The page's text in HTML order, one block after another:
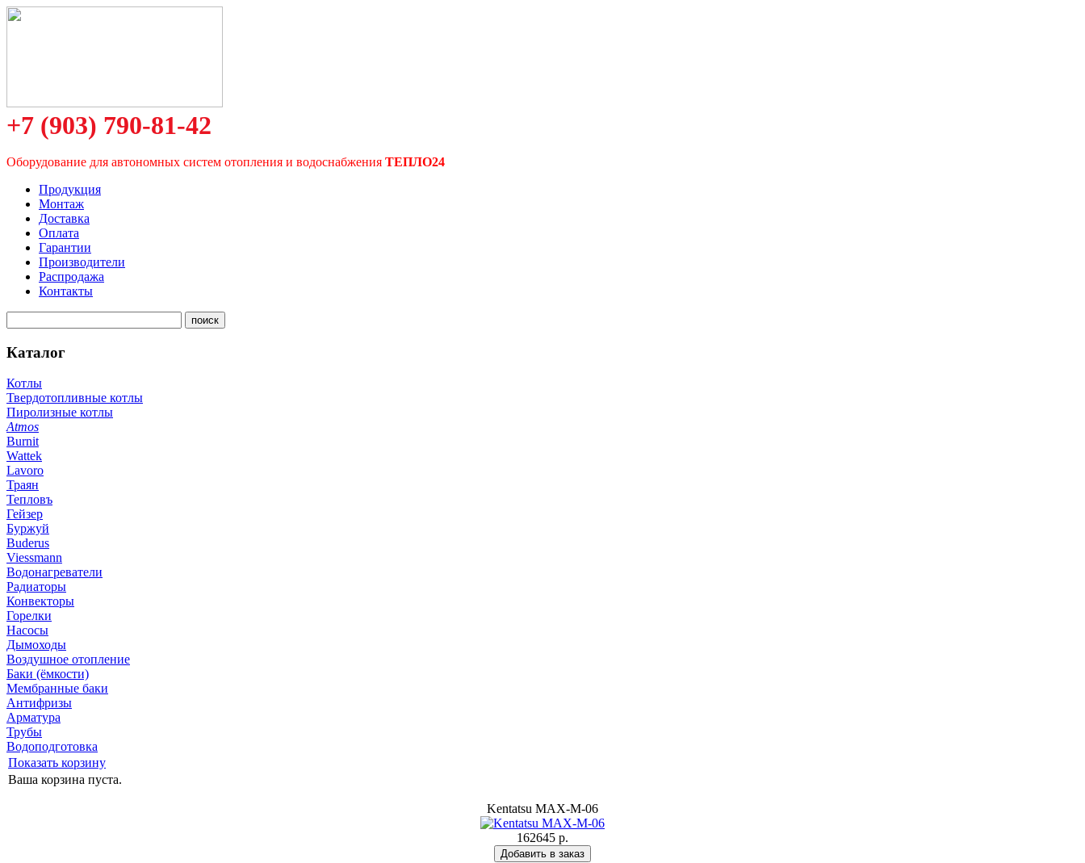
+7 (903) 790-81-42
Оборудование для автономных систем отопления и водоснабжения ТЕПЛО24
Продукция
Монтаж
Доставка
Оплата
Гарантии
Производители
Распродажа
Контакты
Каталог
Котлы
Твердотопливные котлы
Пиролизные котлы
Atmos
Burnit
Wattek
Lavoro
Траян
Тепловъ
Гейзер
Буржуй
Buderus
Viessmann
Водонагреватели
Радиаторы
Конвекторы
Горелки
Насосы
Дымоходы
Воздушное отопление
Баки (ёмкости)
Мембранные баки
Антифризы
Арматура
Трубы
Водоподготовка
Показать корзину
Ваша корзина пуста.
Kentatsu MAX-M-06
162645 р.